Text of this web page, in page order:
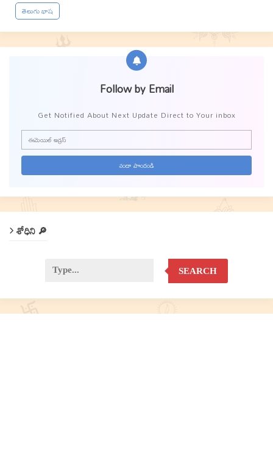
తెలుగు భాష
Follow by Email
Get Notified About Next Update Direct to Your inbox
శోధిని 🔎
SEARCH